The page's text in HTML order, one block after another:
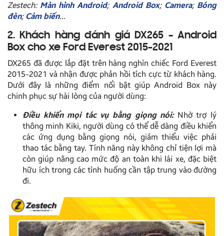
Zestech: Màn hình Android; Android Box; Camera; Bóng
đèn; Cảm biến…
2. Khách hàng đánh giá DX265 – Android
Box cho xe Ford Everest 2015-2021
DX265 đã được lắp đặt trên hàng nghìn chiếc Ford Everest
2015-2021 và nhận được phản hồi tích cực từ khách hàng.
Dưới đây là những điểm nổi bật giúp Android Box này
chinh phục sự hài lòng của người dùng:
Điều khiển mọi tác vụ bằng giọng nói:Nhờ trợ lý
thông minh Kiki, người dùng có thể dễ dàng điều khiển
các ứng dụng bằng giọng nói, giảm thiểu việc phải
thao tác bằng tay. Tính năng này không chỉ tiện lợi mà
còn giúp nâng cao mức độ an toàn khi lái xe, đặc biệt
hữu ích trong các tình huống cần tập trung vào đường
đi.